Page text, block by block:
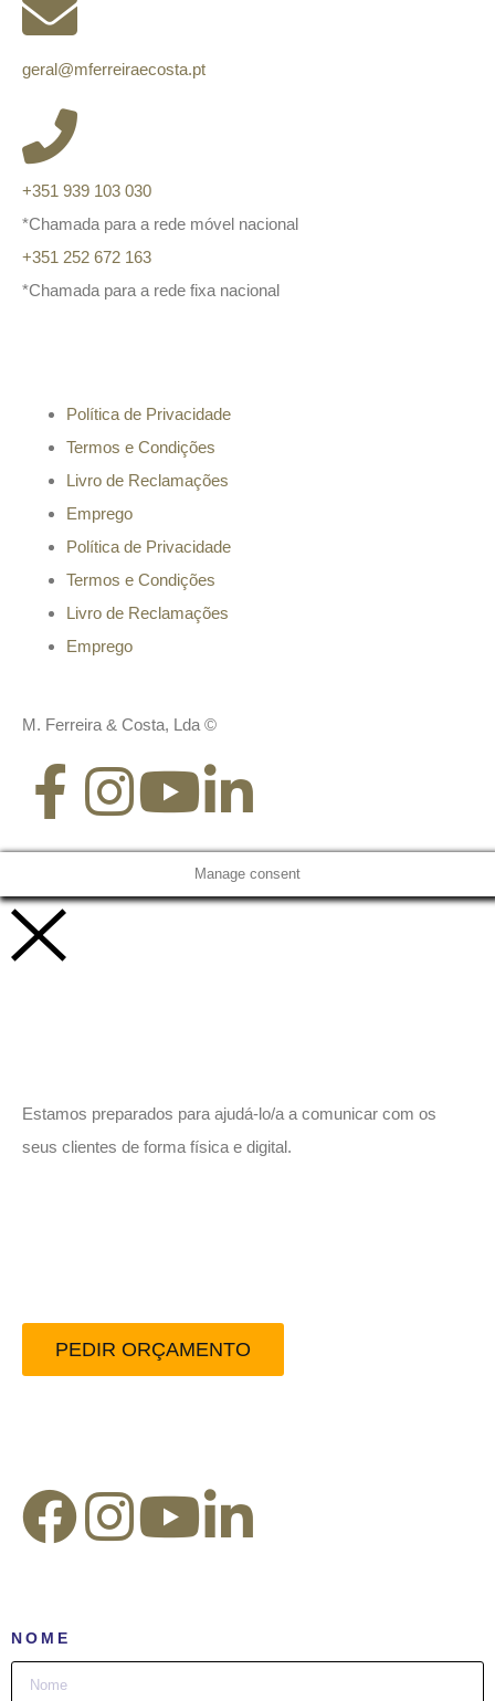
geral@mferreiraecosta.pt
+351 939 103 030
*Chamada para a rede móvel nacional
+351 252 672 163
*Chamada para a rede fixa nacional
Política de Privacidade
Termos e Condições
Livro de Reclamações
Emprego
Política de Privacidade
Termos e Condições
Livro de Reclamações
Emprego
M. Ferreira & Costa, Lda ©
Manage consent
Estamos preparados para ajudá-lo/a a comunicar com os
seus clientes de forma física e digital.
PEDIR ORÇAMENTO
NOME